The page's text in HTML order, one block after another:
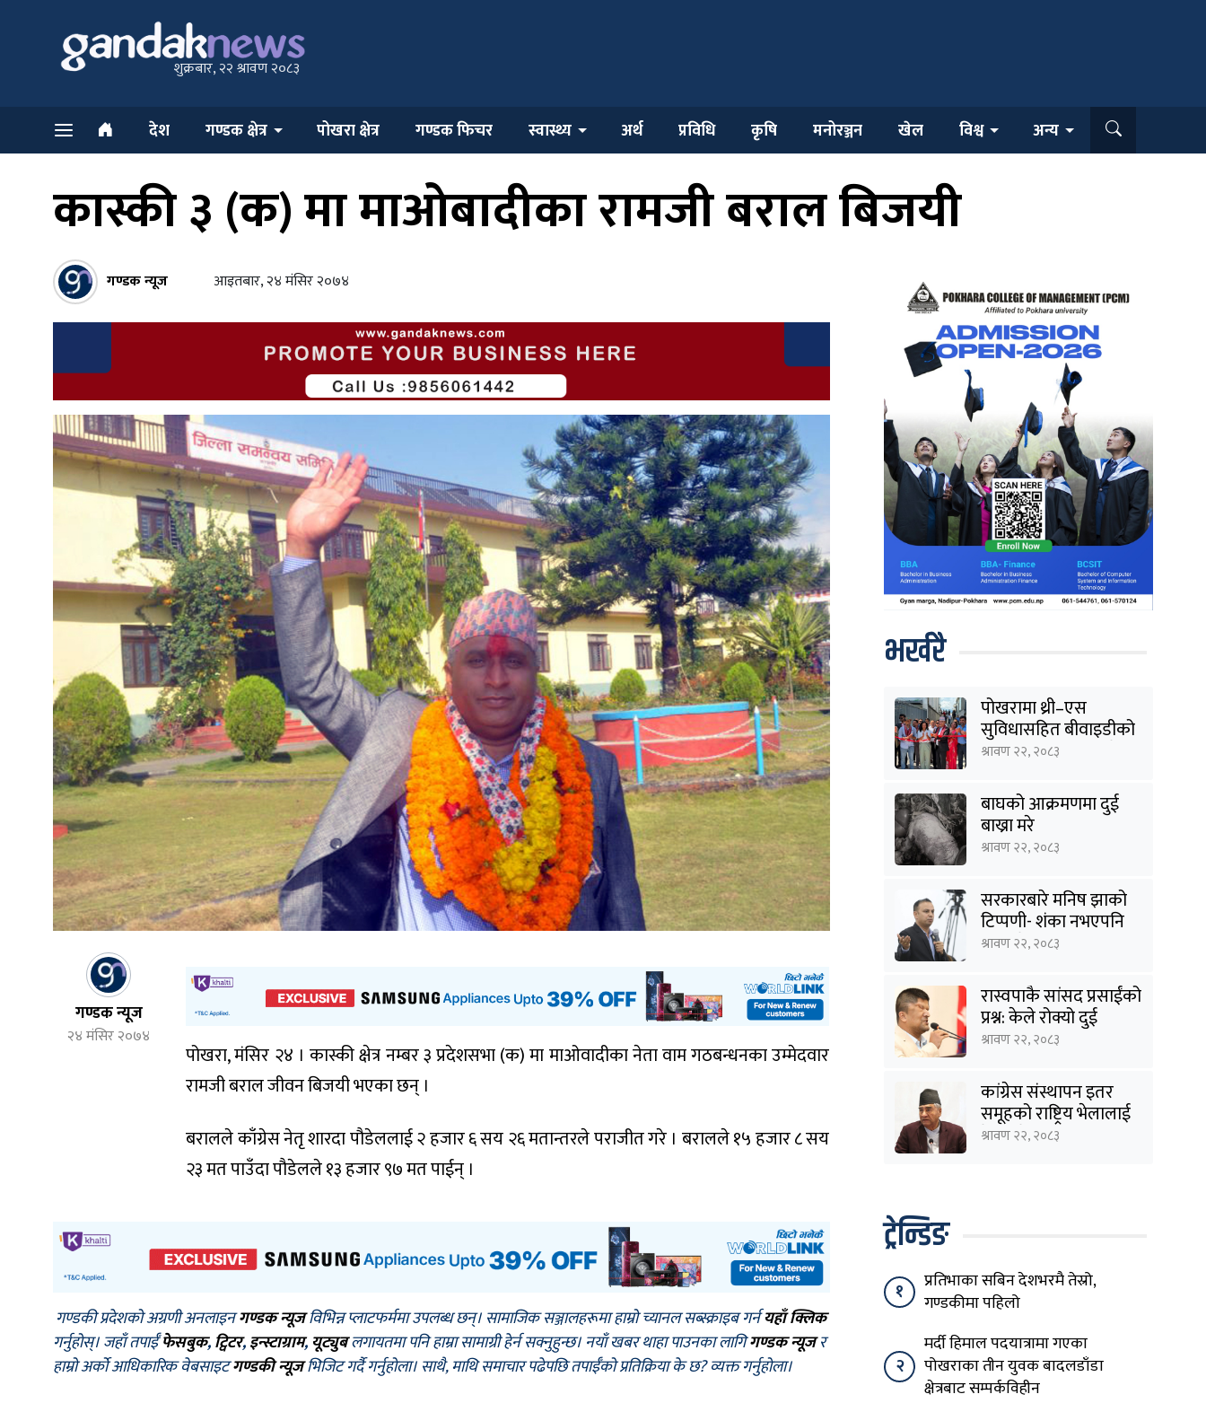
शुक्रबार, २२ श्रावण २०८३
देश गण्डक क्षेत्र पोखरा क्षेत्र गण्डक फिचर स्वास्थ्य अर्थ प्रविधि कृषि मनोरञ्जन खेल विश्व अन्य
कास्की ३ (क) मा माओबादीका रामजी बराल बिजयी
गण्डक न्यूज आइतबार, २४ मंसिर २०७४
गण्डक न्यूज
२४ मंसिर २०७४
पोखरा, मंसिर २४ । कास्की क्षेत्र नम्बर ३ प्रदेशसभा (क) मा माओवादीका नेता वाम गठबन्धनका उम्मेदवार
रामजी बराल जीवन बिजयी भएका छन् ।
बरालले काँग्रेस नेतृ शारदा पौडेललाई २ हजार ६ सय २६ मतान्तरले पराजीत गरे । बरालले १५ हजार ८ सय
२३ मत पाउँदा पौडेलले १३ हजार ९७ मत पाईन् ।
गण्डकी प्रदेशको अग्रणी अनलाइनगण्डक न्यूजविभिन्न प्लाटफर्ममा उपलब्ध छन्। सामाजिक सञ्जालहरूमा हाम्रो च्यानल सब्स्क्राइब गर्नयहाँ क्लिक
गर्नुहोस्। जहाँ तपाईँफेसबुक,ट्विटर,इन्स्टाग्राम, यूट्युबलगायतमा पनि हाम्रा सामाग्री हेर्न सक्नुहुन्छ। नयाँ खबर थाहा पाउनका लागिगण्डक न्यूजर
हाम्रो अर्को आधिकारिक वेबसाइटगण्डकी न्यूजभिजिट गर्दै गर्नुहोला। साथै, माथि समाचार पढेपछि तपाईँको प्रतिक्रिया के छ? व्यक्त गर्नुहोला।
भर्खरै
पोखरामा थ्री–एस
सुविधासहित बीवाइडीको
आधिकारिक सर्भिस सेन्टर
श्रावण २२, २०८३
बाघको आक्रमणमा दुई
बाख्रा मरे
श्रावण २२, २०८३
सरकारबारे मनिष झाको
टिप्पणी- शंका नभएपनि
ढंग पुगेन, अब कालो चस्मा
श्रावण २२, २०८३
रास्वपाकै सांसद प्रसाईंको
प्रश्न: केले रोक्यो दुई
तिहाइको सरकारलाई ?
श्रावण २२, २०८३
कांग्रेस संस्थापन इतर
समूहको राष्ट्रिय भेलालाई
देउवाले सम्बोधन गर्ने
श्रावण २२, २०८३
ट्रेन्डिङ
१
प्रतिभाका सबिन देशभरमै तेस्रो,
गण्डकीमा पहिलो
२
मर्दी हिमाल पदयात्रामा गएका
पोखराका तीन युवक बादलडाँडा
क्षेत्रबाट सम्पर्कविहीन